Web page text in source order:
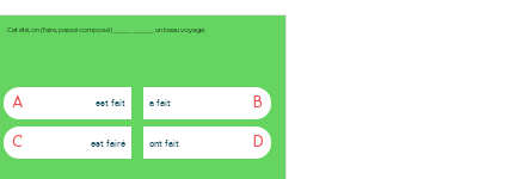
Cet été, on (faire, passé composé) _____ ______ un beau voyage.
A est fait B
a fait
C est fairé D
ont fait